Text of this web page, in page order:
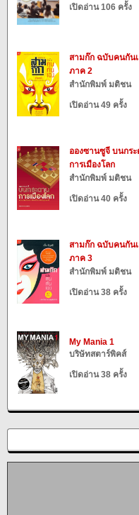
เปิดอ่าน 106 ครั้ง
สามก๊ก ฉบับคนกันเ
ภาค 2
สำนักพิมพ์ มติชน
เปิดอ่าน 49 ครั้ง
อองซานซูจี บนกร
การเมืองโลก
สำนักพิมพ์ มติชน
เปิดอ่าน 40 ครั้ง
สามก๊ก ฉบับคนกันเ
ภาค 3
สำนักพิมพ์ มติชน
เปิดอ่าน 38 ครั้ง
My Mania 1
บริษัทสตาร์พิคส์
เปิดอ่าน 38 ครั้ง